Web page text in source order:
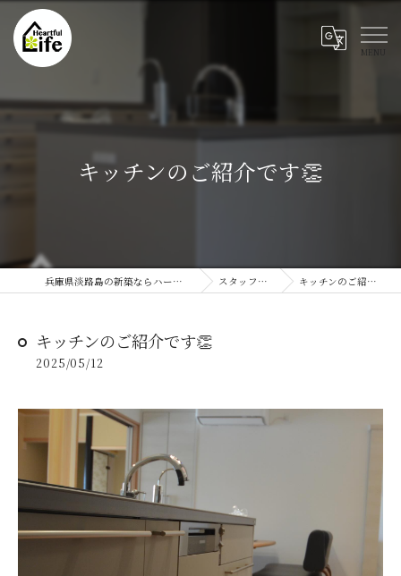
キッチンのご紹介です👏
兵庫県淡路島の新築ならハートフルライフ スタッフブログ キッチンのご紹介です👏
キッチンのご紹介です👏
2025/05/12